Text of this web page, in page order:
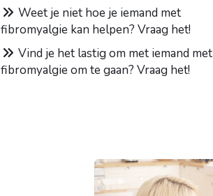
Weet je niet hoe je iemand met
fibromyalgie kan helpen? Vraag het!
Vind je het lastig om met iemand met
fibromyalgie om te gaan? Vraag het!